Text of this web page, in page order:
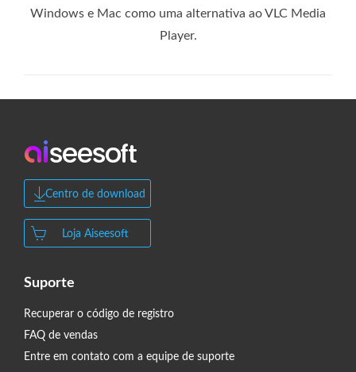
Windows e Mac como uma alternativa ao VLC Media
Player.
Centro de download
Loja Aiseesoft
Suporte
Recuperar o código de registro
FAQ de vendas
Entre em contato com a equipe de suporte